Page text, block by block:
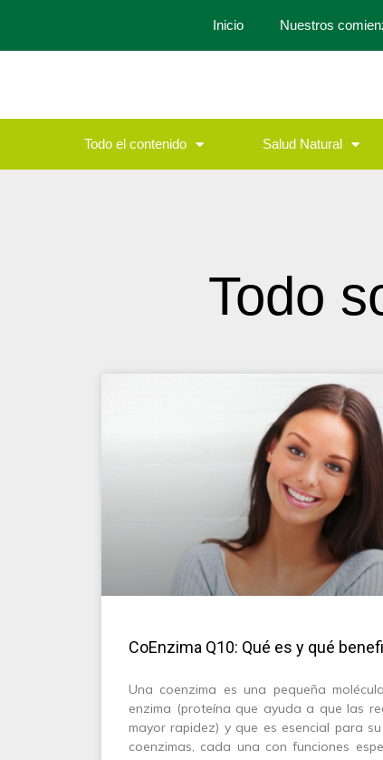
Inicio Nuestros
Todo el contenido Salud Natural
Todo
CoEnzima Q10: Qué es y qué
Una coenzima es una pequeña
enzima (proteína que ayuda a que las
mayor rapidez) y que es esencial para
coenzimas, cada una con funciones